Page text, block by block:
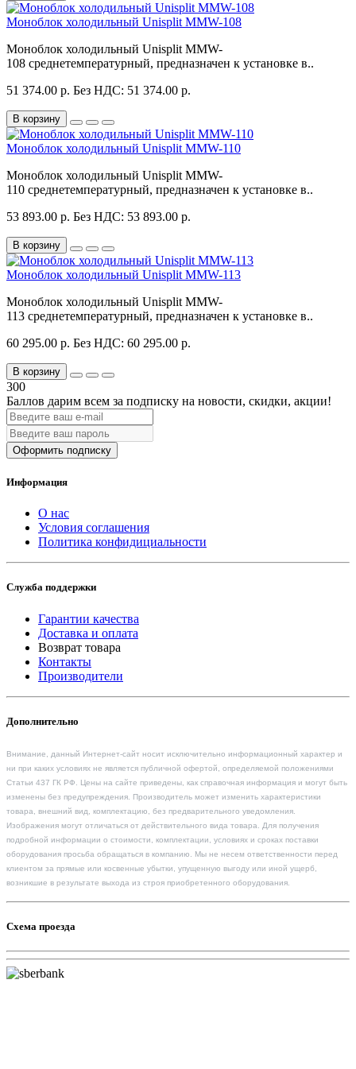
Моноблок холодильный Unisplit MMW-108
Моноблок холодильный Unisplit MMW-
108 среднетемпературный, предназначен к установке в..
51 374.00 р. Без НДС: 51 374.00 р.
В корзину
Моноблок холодильный Unisplit MMW-110
Моноблок холодильный Unisplit MMW-
110 среднетемпературный, предназначен к установке в..
53 893.00 р. Без НДС: 53 893.00 р.
В корзину
Моноблок холодильный Unisplit MMW-113
Моноблок холодильный Unisplit MMW-
113 среднетемпературный, предназначен к установке в..
60 295.00 р. Без НДС: 60 295.00 р.
В корзину
300
Баллов дарим всем за подписку на новости, скидки, акции!
Оформить подписку
Информация
О нас
Условия соглашения
Политика конфидициальности
Служба поддержки
Гарантии качества
Доставка и оплата
Возврат товара
Контакты
Производители
Дополнительно
Внимание, данный Интернет-сайт носит исключительно информационный характер и
ни при каких условиях не является публичной офертой, определяемой положениями
Статьи 437 ГК РФ. Цены на сайте приведены, как справочная информация и могут быть
изменены без предупреждения. Производитель может изменить характеристики
товара, внешний вид, комплектацию, без предварительного уведомления.
Изображения могут отличаться от действительного вида товара. Для получения
подробной информации о стоимости, комплектации, условиях и сроках поставки
оборудования просьба обращаться в компанию. Мы не несем ответственности перед
клиентом за прямые или косвенные убытки, упущенную выгоду или иной ущерб,
возникшие в результате выхода из строя приобретенного оборудования.
Схема проезда